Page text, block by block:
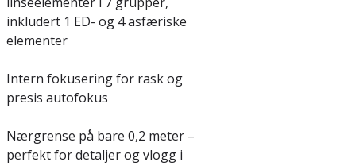
inkludert 1 ED- og 4 asfæriske
elementer
Intern fokusering for rask og
presis autofokus
Nærgrense på bare 0,2 meter –
perfekt for detaljer og vlogg i